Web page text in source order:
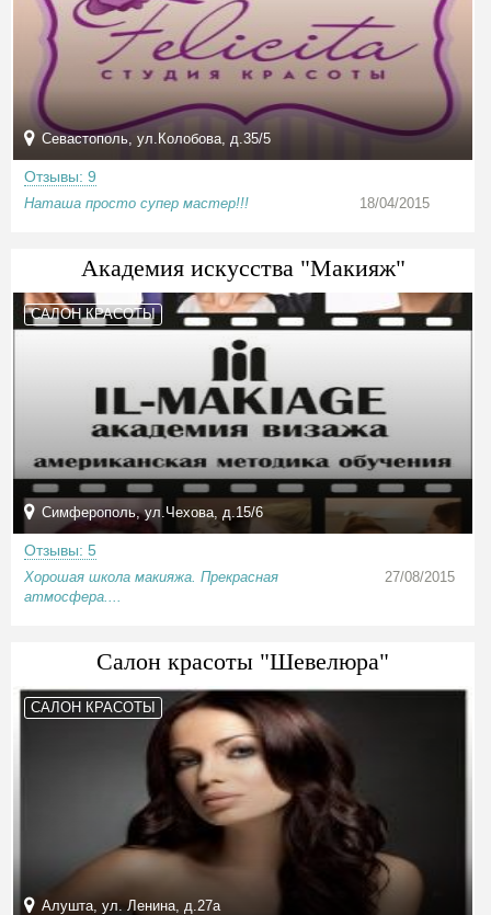
Севастополь, ул.Колобова, д.35/5
Отзывы: 9
Наташа просто супер мастер!!! 18/04/2015
Академия искусства "Макияж"
САЛОН КРАСОТЫ
Симферополь, ул.Чехова, д.15/6
Отзывы: 5
Хорошая школа макияжа. Прекрасная
атмосфера....
27/08/2015
Салон красоты "Шевелюра"
САЛОН КРАСОТЫ
Алушта, ул. Ленина, д.27а